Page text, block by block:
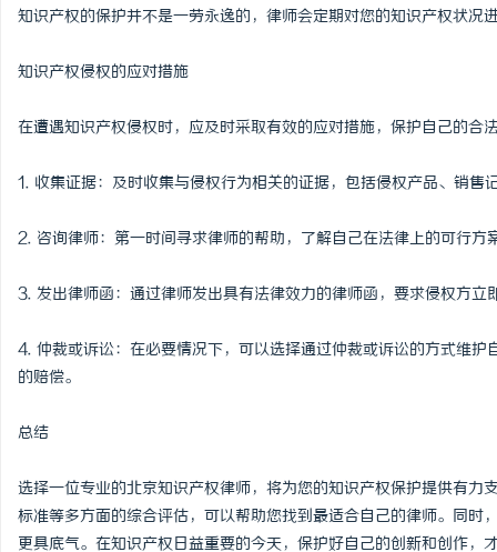
知识产权的保护并不是一劳永逸的，律师会定期对您的知识产权状况
知识产权侵权的应对措施
在遭遇知识产权侵权时，应及时采取有效的应对措施，保护自己的合
1. 收集证据：及时收集与侵权行为相关的证据，包括侵权产品、销售
2. 咨询律师：第一时间寻求律师的帮助，了解自己在法律上的可行方
3. 发出律师函：通过律师发出具有法律效力的律师函，要求侵权方立
4. 仲裁或诉讼：在必要情况下，可以选择通过仲裁或诉讼的方式维
的赔偿。
总结
选择一位专业的北京知识产权律师，将为您的知识产权保护提供有
标准等多方面的综合评估，可以帮助您找到最适合自己的律师。同
更具底气。在知识产权日益重要的今天，保护好自己的创新和创作，